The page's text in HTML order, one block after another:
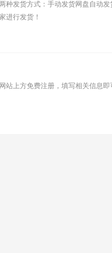
发货方式：手动发货网盘自动
进行发货！
上方免费注册，填写相关信息